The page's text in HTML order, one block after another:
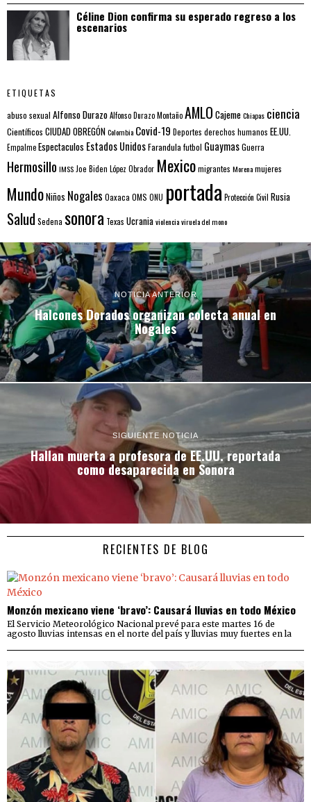
Céline Dion confirma su esperado regreso a los
escenarios
ETIQUETAS
abuso sexual Alfonso DurazoAlfonso Durazo MontañoAMLO CajemeChiapas ciencia
Científicos CIUDAD OBREGÓNColombia Covid-19 Deportes derechos humanos EE.UU.
EmpalmeEspectaculos Estados UnidosFarandula futbol GuaymasGuerra
Hermosillo IMSS Joe Biden López Obrador Mexicomigrantes Morenamujeres
MundoNiños Nogales Oaxaca OMS ONU portada Protección Civil Rusia
Salud Sedena sonora Texas Ucraniaviolenciaviruela del mono
NOTICIA ANTERIOR
Halcones Dorados organizan colecta anual en
Nogales
SIGUIENTE NOTICIA
Hallan muerta a profesora de EE.UU. reportada
como desaparecida en Sonora
RECIENTES DE BLOG
Monzón mexicano viene ‘bravo’: Causará lluvias en todo México
El Servicio Meteorológico Nacional prevé para este martes 16 de
agosto lluvias intensas en el norte del país y lluvias muy fuertes en la